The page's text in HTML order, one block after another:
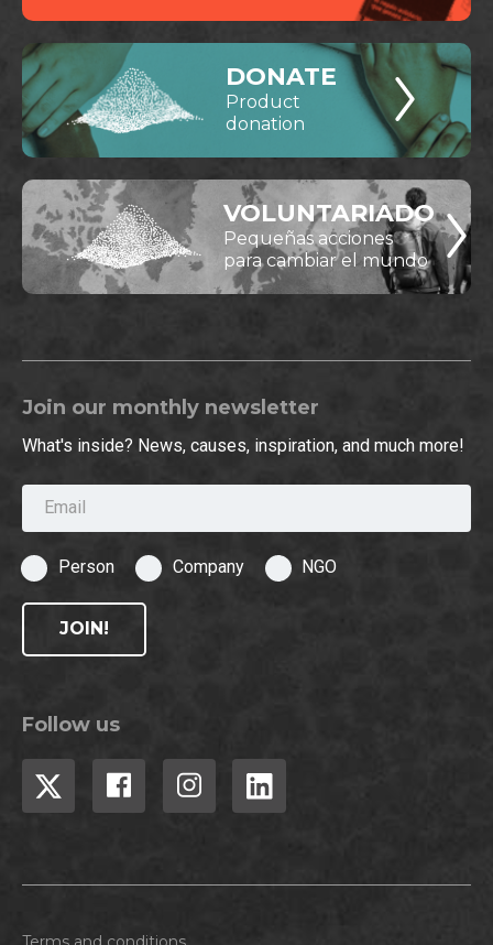
DONATE
Product
donation
VOLUNTARIADO
Pequeñas acciones
para cambiar el mundo
Join our monthly newsletter
What's inside? News, causes, inspiration, and much more!
Email
Person Company NGO
JOIN!
Follow us